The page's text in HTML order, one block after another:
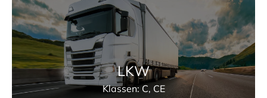
LKW
Klassen: C, CE